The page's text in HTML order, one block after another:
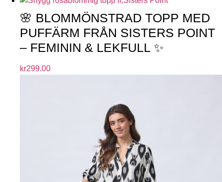
🌸 BLOMMÖNSTRAD TOPP MED
PUFFÄRM FRÅN SISTERS POINT
– FEMININ & LEKFULL ✨
kr299.00